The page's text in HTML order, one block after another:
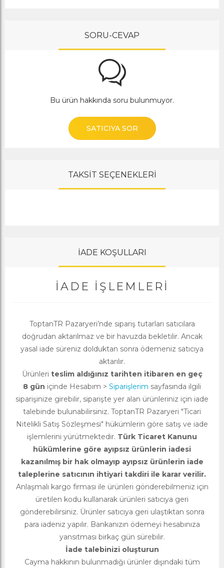
SORU-CEVAP
Bu ürün hakkında soru bulunmuyor.
SATICIYA SOR
TAKSİT SEÇENEKLERİ
İADE KOŞULLARI
İADE İŞLEMLERI
ToptanTR Pazaryeri’nde sipariş tutarları satıcılara
doğrudan aktarılmaz ve bir havuzda bekletilir. Ancak
yasal iade süreniz dolduktan sonra ödemeniz satıcıya
aktarılır.
Ürünleri teslim aldığınız tarihten itibaren en geç
8 gün içinde Hesabım > Siparişlerim sayfasında ilgili
siparişinize girebilir, siparişte yer alan ürünleriniz için iade
talebinde bulunabilirsiniz. ToptanTR Pazaryeri "Ticari
Nitelikli Satış Sözleşmesi" hükümlerin göre satış ve iade
işlemlerini yürütmektedir. Türk Ticaret Kanunu
hükümlerine göre ayıpsız ürünlerin iadesi
kazanılmış bir hak olmayıp ayıpsız ürünlerin iade
taleplerine satıcının ihtiyari takdiri ile karar verilir.
Anlaşmalı kargo firması ile ürünleri gönderebilmeniz için
üretilen kodu kullanarak ürünleri satıcıya geri
gönderebilirsiniz. Ürünler satıcıya geri ulaştıktan sonra
para iadeniz yapılır. Bankanızın ödemeyi hesabınıza
yansıtması birkaç gün sürebilir.
İade talebinizi oluşturun
Cayma hakkının bulunmadığı ürünler dışındaki tüm